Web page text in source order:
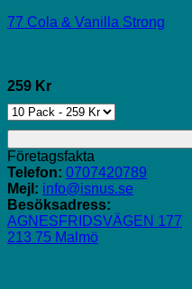
77 Cola & Vanilla Strong
259 Kr
Företagsfakta
Telefon: 0707420789
Mejl: info@isnus.se
Besöksadress:
AGNESFRIDSVÄGEN 177
213 75 Malmö